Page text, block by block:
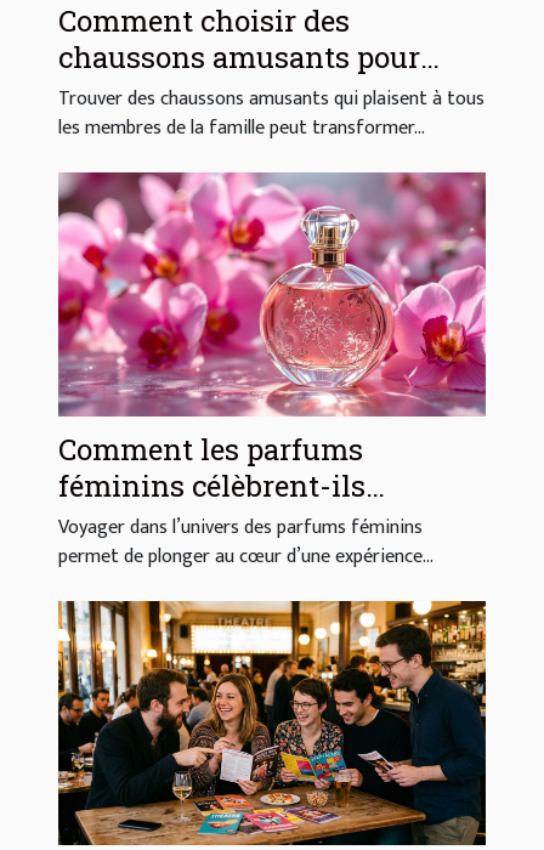
Comment choisir des
chaussons amusants pour
toute la famille ?
Trouver des chaussons amusants qui plaisent à tous
les membres de la famille peut transformer...
Comment les parfums
féminins célèbrent-ils
l'élégance et la sensualité ?
Voyager dans l’univers des parfums féminins
permet de plonger au cœur d’une expérience...